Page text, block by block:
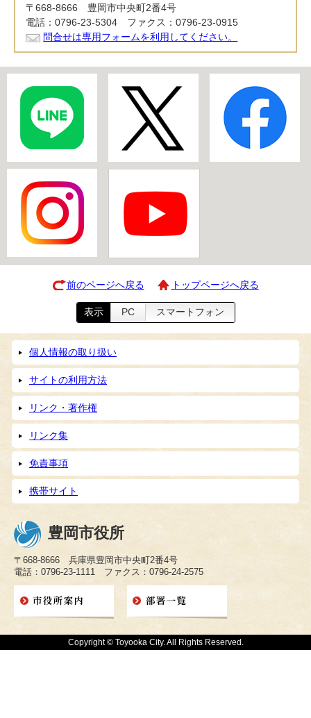
〒668-8666 豊岡市中央町2番4号
電話：0796-23-5304 ファクス：0796-23-0915
問合せは専用フォームを利用してください。
前のページへ戻る トップページへ戻る
表示 PC スマートフォン
個人情報の取り扱い
サイトの利用方法
リンク・著作権
リンク集
免責事項
携帯サイト
豊岡市役所
〒668-8666 兵庫県豊岡市中央町2番4号
電話：0796-23-1111 ファクス：0796-24-2575
Copyright © Toyooka City. All Rights Reserved.